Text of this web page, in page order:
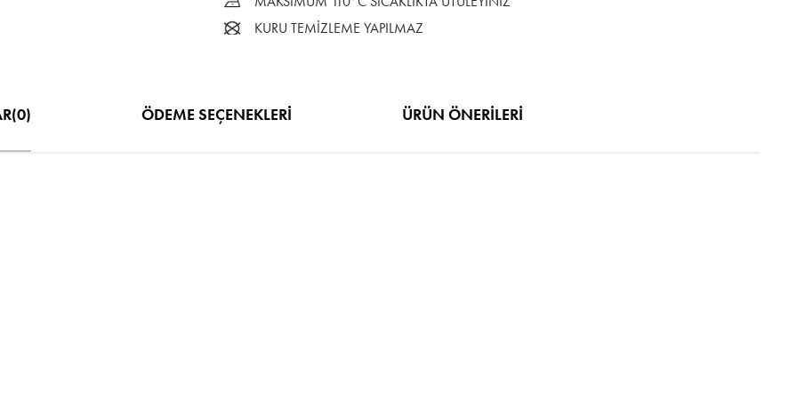
KURU TEMİZLEME YAPILMAZ
Üretim Yeri: Türkiye
(0) ÖDEME SEÇENEKLERI ÜRÜN ÖNERILERI